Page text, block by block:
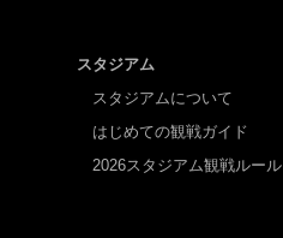
スタジアム
スタジアムについて
はじめての観戦ガイド
2026スタジアム観戦ルール